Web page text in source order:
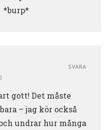
*burp*
gott! Det måste
– jag kör också
undrar hur många
SVARA